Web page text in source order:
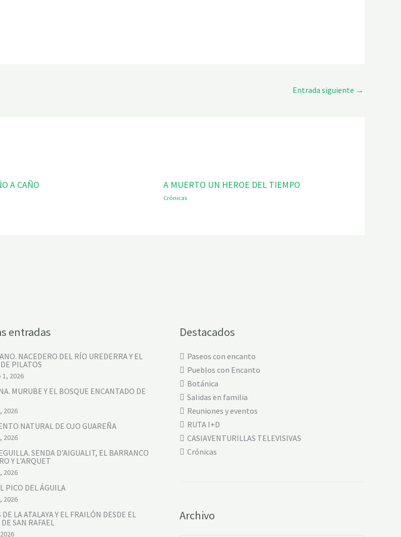
Entrada siguiente →
A CAÑO A MUERTO UN HEROE DEL TIEMPO
Crónicas
entradas
NACEDERO DEL RÍO UREDERRA Y EL
PILATOS
2026
MURUBE Y EL BOSQUE ENCANTADO DE
2026
NATURAL DE OJO GUAREÑA
2026
SENDA D’AIGUALIT, EL BARRANCO
Y L’ARQUET
2026
PICO DEL ÁGUILA
2026
LA ATALAYA Y EL FRAILÓN DESDE EL
SAN RAFAEL
Destacados
Paseos con encanto
Pueblos con Encanto
Botánica
Salidas en familia
Reuniones y eventos
RUTA I+D
CASIAVENTURILLAS TELEVISIVAS
Crónicas
Archivo